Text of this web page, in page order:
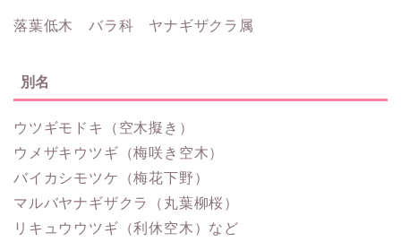
落葉低木 バラ科 ヤナギザクラ属
別名
ウツギモドキ（空木擬き）
ウメザキウツギ（梅咲き空木）
バイカシモツケ（梅花下野）
マルバヤナギザクラ（丸葉柳桜）
リキュウウツギ（利休空木）など